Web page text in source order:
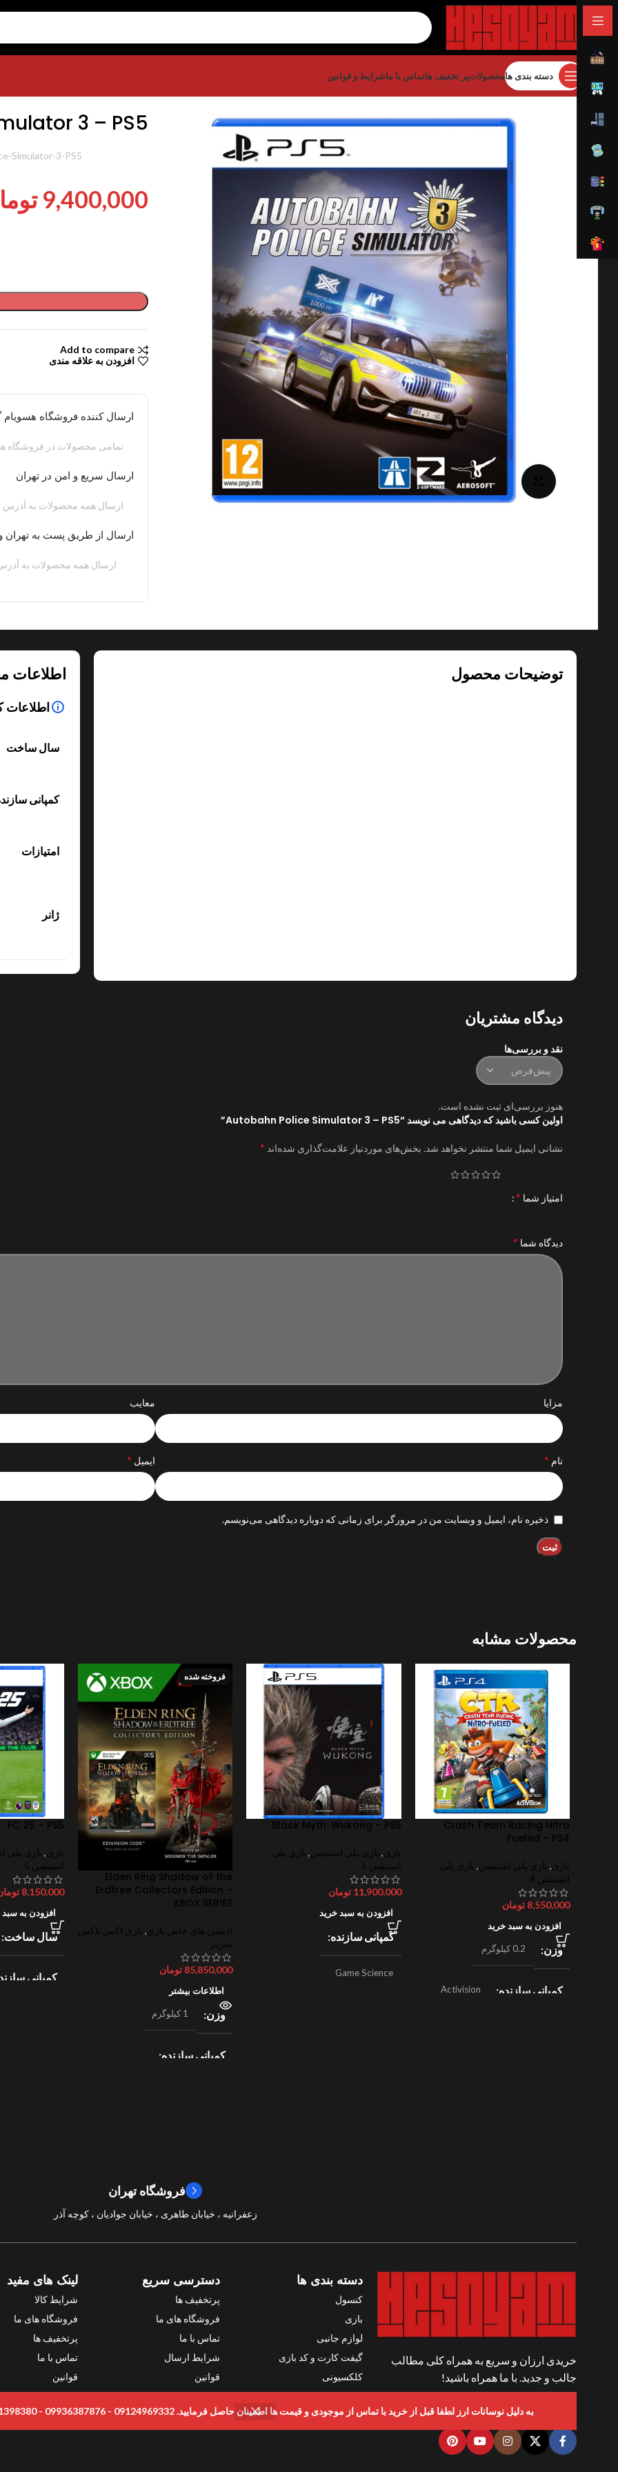
به دلیل نوسانات ارز لطفا قبل از خرید با تماس از موجودی و قیمت ها اطمینان حاصل فرمایید. 09124969332 - 09936387876 - 09331398380
دسته بندی هامحصولاتپر تخفیف هاتماس با ماشرایط و قوانین
خانه بازی بازی پلی استیشن
برای بزرگنمایی کلیک کنید
3 – PS5
Simulator-3-PS5
9,400,000
Add to compare
افزودن به علاقه مندی
ارسال کننده فروشگاه
تمامی محصولات در فروشگاه
ارسال سریع و امن در تهران
ارسال همه محصولات به آدرس
ارسال از طریق پست به تهران
ارسال همه محصولات به
توضیحات محصول اطلاعات
اطلاعات
سال ساخت
کمپانی
امتیازات
ژانر
دیدگاه مشتریان
نقد و بررسی‌ها
هنوز بررسی‌ای ثبت نشده است.
اولین کسی باشید که دیدگاهی می نویسد “Autobahn Police Simulator 3 – PS5”
نشانی ایمیل شما منتشر نخواهد شد. بخش‌های موردنیاز علامت‌گذاری شده‌اند *
امتیاز شما *
دیدگاه شما *
مزایا معایب
نام * ایمیل *
ذخیره نام، ایمیل و وبسایت من در مرورگر برای زمانی که دوباره دیدگاهی می‌نویسم.
محصولات مشابه
Crash Team Racing Nitro
Fueled – PS4
بازی, بازی پلی استیشن , بازی پلی
استیشن 4
8,550,000 تومان
افزودن به سبد خرید
وزن 0.2 کیلوگرم
کمپانی سازنده
Activision
Black Myth: Wukong – PS5
بازی, بازی پلی استیشن , بازی پلی
استیشن 5
11,900,000 تومان
افزودن به سبد خرید
کمپانی سازنده
Game Science
فروخته شده
Elden Ring Shadow of the
Erdtree Collectors Edition –
XBOX SERIES
ادیشن های خاص بازی, بازی اکس باکس
سریز
85,850,000 تومان
اطلاعات بیشتر
وزن 1 کیلوگرم
کمپانی سازنده
سال ساخت 2024
FC 25 – PS5
بازی, بازی پلی
استیشن 5
8,150,000
افزودن به
سال ساخت
کمپانی
فروشگاه تهران
زعفرانیه ، خیابان طاهری ، خیابان جوادیان ، کوچه آذر
خریدی ارزان و سریع به همراه کلی مطالب
جالب و جدید. با ما همراه باشید!
شبکه های اجتماعی ما
دسته بندی ها
کنسول
بازی
لوازم جانبی
گیفت کارت و کد بازی
کلکسیونی
واقعیت مجازی
دسترسی سریع
پرتخفیف ها
فروشگاه های ما
تماس با ما
شرایط ارسال
قوانین
لینک های مفید
شرایط کالا
فروشگاه های ما
پرتخفیف ها
تماس با ما
قوانین